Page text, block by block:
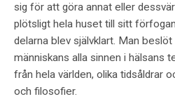
sig för att göra annat eller
plötsligt hela huset till sitt
delarna blev självklart. Man
människans alla sinnen i hälsans
från hela världen, olika tidsåldrar
och filosofier.